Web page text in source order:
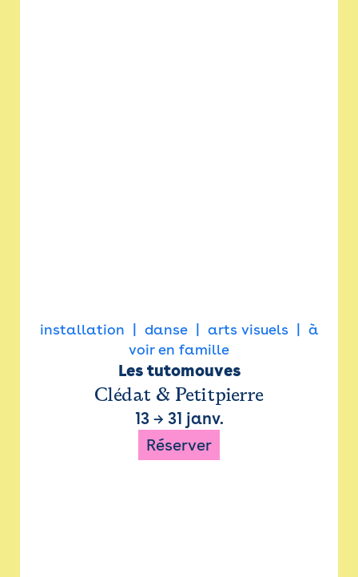
installation danse arts visuels
à
voir en famille
Les tutomouves
Clédat & Petitpierre
13→ 31 janv.
Réserver